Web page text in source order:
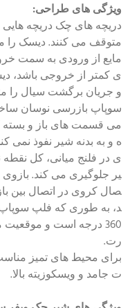
ویژگی های طراحی:
دریچه های چک دریچه
متوقف می کنند. دیسک را
مایع از ورودی به سمت
ی کمتر از خروجی باشد،
و جریان برگشت سیال را
سوپاپ بازرسی نوسان
می قسمت های باز و بسته
ه و به بدنه شیر نفوذ نمی
ی در فلنج میانی، کل
یر جلوگیری می کند.
صال کروی در اتصال بین
د، به طوری که فلپ
360 درجه است و
رت.
برای محیط های تمیز
ت جامد و ویسکوزیته بالا.